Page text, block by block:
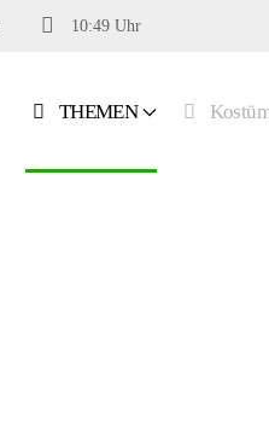
10:49 Uhr
THEMEN